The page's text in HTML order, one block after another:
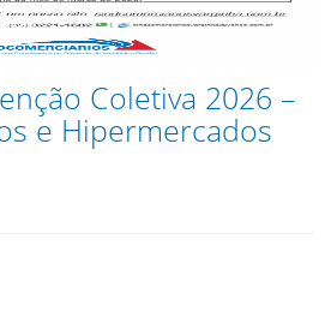
Coletiva 2026 –
e Hipermercados